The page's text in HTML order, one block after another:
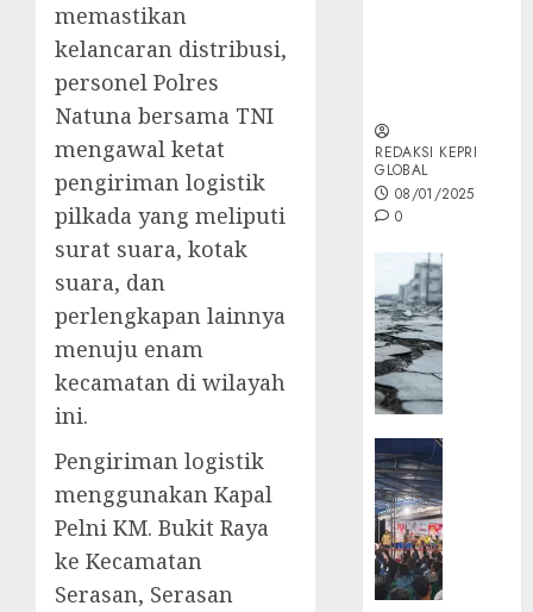
memastikan
kelancaran distribusi,
personel Polres
Natuna bersama TNI
mengawal ketat
pengiriman logistik
pilkada yang meliputi
surat suara, kotak
suara, dan
perlengkapan lainnya
menuju enam
kecamatan di wilayah
ini.
Pengiriman logistik
menggunakan Kapal
Pelni KM. Bukit Raya
ke Kecamatan
Serasan, Serasan
REDAKSI KEPRI
GLOBAL
08/01/2025
0